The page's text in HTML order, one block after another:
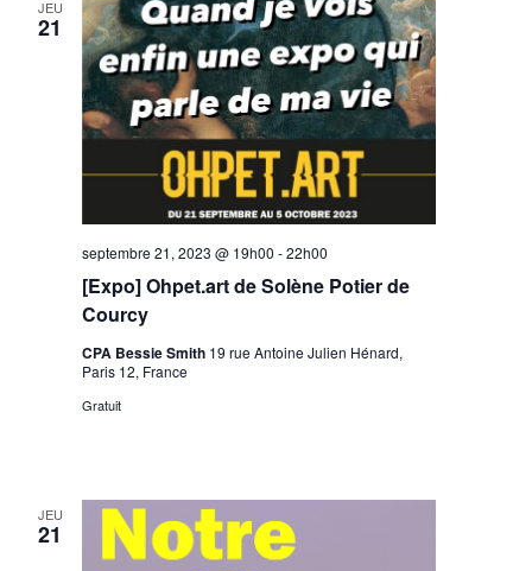
JEU
21
[Expo] Ohpet.art de Solène Potier de
Courcy
septembre 21, 2023 @ 19h00 -22h00
CPA Bessie Smith 19 rue Antoine Julien Hénard,
Paris 12, France
Gratuit
JEU
21